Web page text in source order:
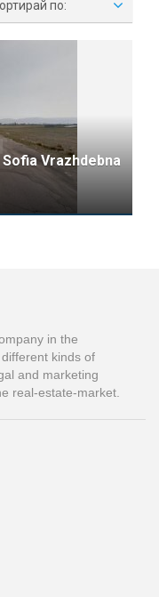
по:
Vrazhdebna
in the
kinds of
and marketing
real-estate-market.